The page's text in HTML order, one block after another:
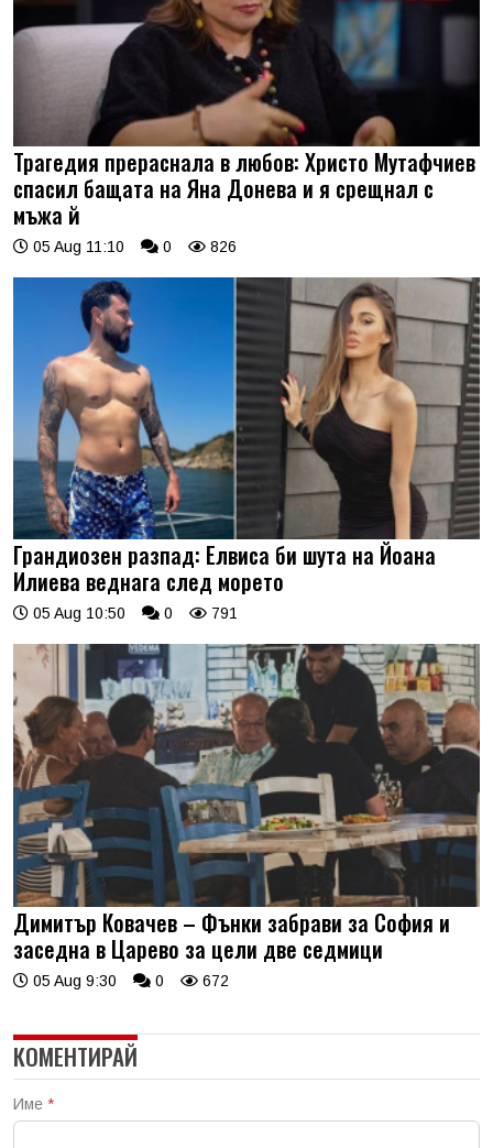
Трагедия прераснала в любов: Христо Мутафчиев
спасил бащата на Яна Донева и я срещнал с
мъжа й
05 Aug 11:10 0 826
Грандиозен разпад: Елвиса би шута на Йоана
Илиева веднага след морето
05 Aug 10:50 0 791
Димитър Ковачев – Фънки забрави за София и
заседна в Царево за цели две седмици
05 Aug 9:30 0 672
КОМЕНТИРАЙ
Име *